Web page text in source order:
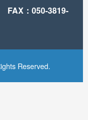
FAX：050-3819-
Reserved.